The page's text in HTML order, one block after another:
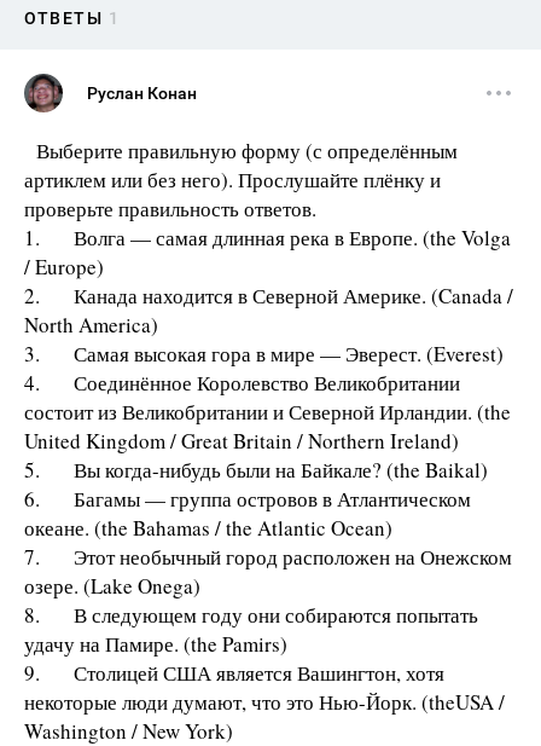
ОТВЕТЫ 1
Руслан Конан
Выберите правильную форму (с определённым
артиклем или без него). Прослушайте плёнку и
проверьте правильность ответов.
1. Волга — самая длинная река в Европе. (the Volga
/ Europe)
2. Канада находится в Северной Америке. (Canada /
North America)
3. Самая высокая гора в мире — Эверест. (Everest)
4. Соединённое Королевство Великобритании
состоит из Великобритании и Северной Ирландии. (the
United Kingdom / Great Britain / Northern Ireland)
5. Вы когда-нибудь были на Байкале? (the Baikal)
6. Багамы — группа островов в Атлантическом
океане. (the Bahamas / the Atlantic Ocean)
7. Этот необычный город расположен на Онежском
озере. (Lake Onega)
8. В следующем году они собираются попытать
удачу на Памире. (the Pamirs)
9. Столицей США является Вашингтон, хотя
некоторые люди думают, что это Нью-Йорк. (theUSA /
Washington / New York)